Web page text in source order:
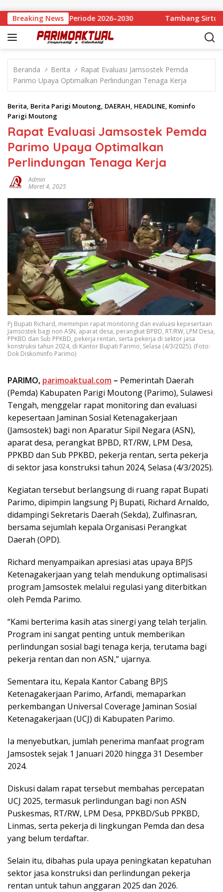
Breaking News
Muscab Periode 2026–2030 Tambang Sirtu di
Beranda Berita
Rapat Evaluasi Jamsostek Pemda
Parimo Upaya Optimalkan Perlindungan Tenaga Kerja
Berita, Berita Parigi Moutong, DAERAH, HEADLINE, Kominfo
Parigi Moutong
Rapat Evaluasi Jamsostek Pemda
Parimo Upaya Optimalkan
Perlindungan Tenaga Kerja
Admin
Maret 4, 2025
Pj Bupati Richard, memimpin rapat monitoring dan evaluasi kepesertaan
Jamsostek bagi non ASN, aparat desa, perangkat BPBD, RT/RW, LPM Desa,
PPKBD dan Sub PPKBD, pekerja rentan, serta pekerja di sektor jasa
konstruksi tahun 2024, di Kantor Bupati Parimo, Selasa (4/3/2025). (Foto:
Dok Diskominfo Parimo)
PARIMO, parimoaktual.com – Pemerintah Daerah
(Pemda) Kabupaten Parigi Moutong (Parimo), Sulawesi
Tengah, menggelar rapat monitoring dan evaluasi
kepesertaan Jaminan Sosial Ketenagakerjaan
(Jamsostek) bagi non Aparatur Sipil Negara (ASN),
aparat desa, perangkat BPBD, RT/RW, LPM Desa,
PPKBD dan Sub PPKBD, pekerja rentan, serta pekerja
di sektor jasa konstruksi tahun 2024, Selasa (4/3/2025).
Kegiatan tersebut berlangsung di ruang rapat Bupati
Parimo, dipimpin langsung Pj Bupati, Richard Arnaldo,
didampingi Sekretaris Daerah (Sekda), Zulfinasran,
bersama sejumlah kepala Organisasi Perangkat
Daerah (OPD).
Richard menyampaikan apresiasi atas upaya BPJS
Ketenagakerjaan yang telah mendukung optimalisasi
program Jamsostek melalui regulasi yang diterbitkan
oleh Pemda Parimo.
“Kami berterima kasih atas sinergi yang telah terjalin.
Program ini sangat penting untuk memberikan
perlindungan sosial bagi tenaga kerja, terutama bagi
pekerja rentan dan non ASN,” ujarnya.
Sementara itu, Kepala Kantor Cabang BPJS
Ketenagakerjaan Parimo, Arfandi, memaparkan
perkembangan Universal Coverage Jaminan Sosial
Ketenagakerjaan (UCJ) di Kabupaten Parimo.
Ia menyebutkan, jumlah penerima manfaat program
Jamsostek sejak 1 Januari 2020 hingga 31 Desember
2024.
Diskusi dalam rapat tersebut membahas percepatan
UCJ 2025, termasuk perlindungan bagi non ASN
Puskesmas, RT/RW, LPM Desa, PPKBD/Sub PPKBD,
Linmas, serta pekerja di lingkungan Pemda dan desa
yang belum terdaftar.
Selain itu, dibahas pula upaya peningkatan kepatuhan
sektor jasa konstruksi dan perlindungan pekerja
rentan untuk tahun anggaran 2025 dan 2026.